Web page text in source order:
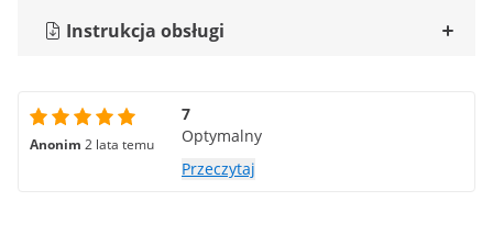
Instrukcja obsługi
Anonim 2 lata temu
7
Optymalny
Przeczytaj